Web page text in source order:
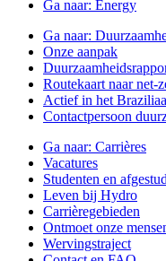
Ga naar: Energy
Ga naar:
Onze aanpak
Routekaart naar net-
Actief in het
Contactpersoon
Ga naar: Carrières
Vacatures
Studenten en
Leven bij Hydro
Carrièregebieden
Ontmoet onze
Wervingstraject